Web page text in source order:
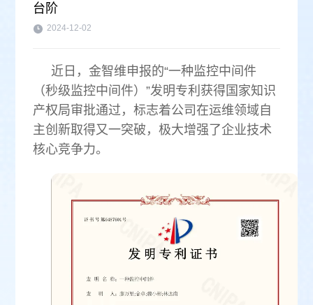
核心技术与产品
客户案例
关于金智维
台阶
2024-12-02
近日，金智维申报的“一种监控中间件
（秒级监控中间件）”发明专利获得国家知识
产权局审批通过，标志着公司在运维领域自
主创新取得又一突破，极大增强了企业技术
核心竞争力。